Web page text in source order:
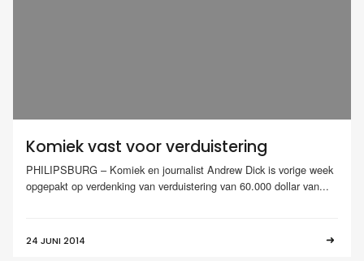
Komiek vast voor verduistering
PHILIPSBURG – Komiek en journalist Andrew Dick is vorige week
opgepakt op verdenking van verduistering van 60.000 dollar van...
24 JUNI 2014